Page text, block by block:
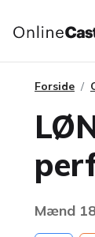
Forside
Mænd